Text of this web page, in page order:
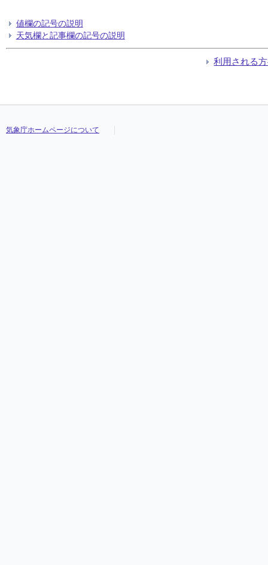
24
24
24
24
値欄の記号の説明
天気欄と記事欄の記号の説明
利用される
気象庁ホームページについて